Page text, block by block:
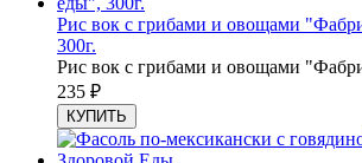
Рис вок с грибами и овощами
300г.
Рис вок с грибами и овощами
235 ₽
КУПИТЬ